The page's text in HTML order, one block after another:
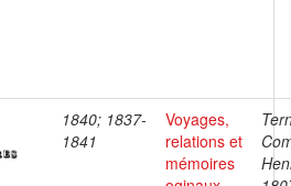
1840; 1837-
1841
Voyages,
relations et
mémoires